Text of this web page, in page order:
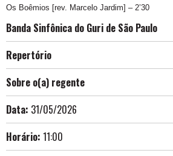
Os Boêmios [rev. Marcelo Jardim] – 2’30
Banda Sinfônica do Guri de São Paulo
Repertório
Sobre o(a) regente
Data: 31/05/2026
Horário: 11:00